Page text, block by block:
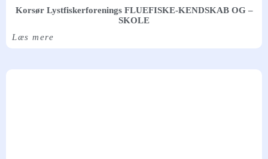
Korsør Lystfiskerforenings FLUEFISKE-KENDSKAB OG –
SKOLE
Læs mere